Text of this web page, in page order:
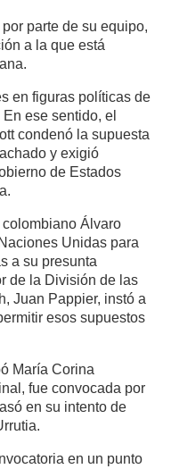
parte de su equipo,
a la que está
en figuras políticas de
ese sentido, el
condenó la supuesta
y exigió
de Estados
Álvaro
Unidas para
a su presunta
de la División de las
Juan Pappier, instó a
esos supuestos
María Corina
fue convocada por
en su intento de
en un punto